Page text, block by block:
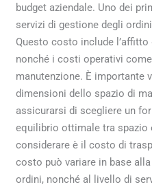
budget aziendale. Uno dei
servizi di gestione degli
Questo costo include
nonché i costi operativi
manutenzione. È importante
dimensioni dello spazio di
assicurarsi di scegliere un
equilibrio ottimale tra spazio
considerare è il costo di
costo può variare in base
ordini, nonché al livello di